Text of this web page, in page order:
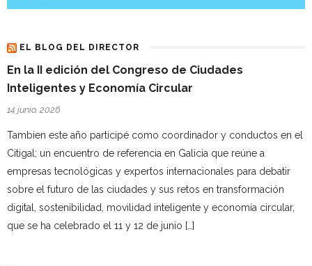
EL BLOG DEL DIRECTOR
En la II edición del Congreso de Ciudades
Inteligentes y Economía Circular
14 junio, 2026
Tambien este año participé como coordinador y conductos en el
Citigal; un encuentro de referencia en Galicia que reúne a
empresas tecnológicas y expertos internacionales para debatir
sobre el futuro de las ciudades y sus retos en transformación
digital, sostenibilidad, movilidad inteligente y economía circular,
que se ha celebrado el 11 y 12 de junio […]